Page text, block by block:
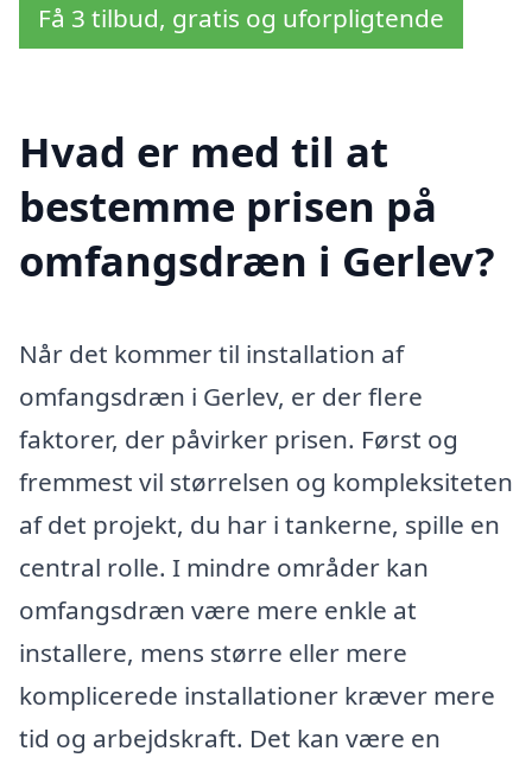
Få 3 tilbud, gratis og uforpligtende
Hvad er med til at
bestemme prisen på
omfangsdræn i Gerlev?
Når det kommer til installation af
omfangsdræn i Gerlev, er der flere
faktorer, der påvirker prisen. Først og
fremmest vil størrelsen og kompleksiteten
af det projekt, du har i tankerne, spille en
central rolle. I mindre områder kan
omfangsdræn være mere enkle at
installere, mens større eller mere
komplicerede installationer kræver mere
tid og arbejdskraft. Det kan være en